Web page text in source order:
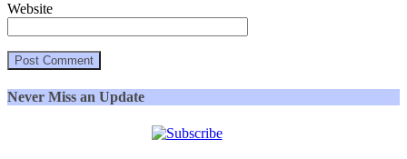
Website
Never Miss an Update